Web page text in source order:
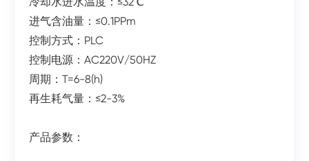
进气含油量：≤0.1PPm
控制方式：PLC
控制电源：AC220V/50HZ
周期：T=6-8(h)
再生耗气量：≤2-3%
产品参数：